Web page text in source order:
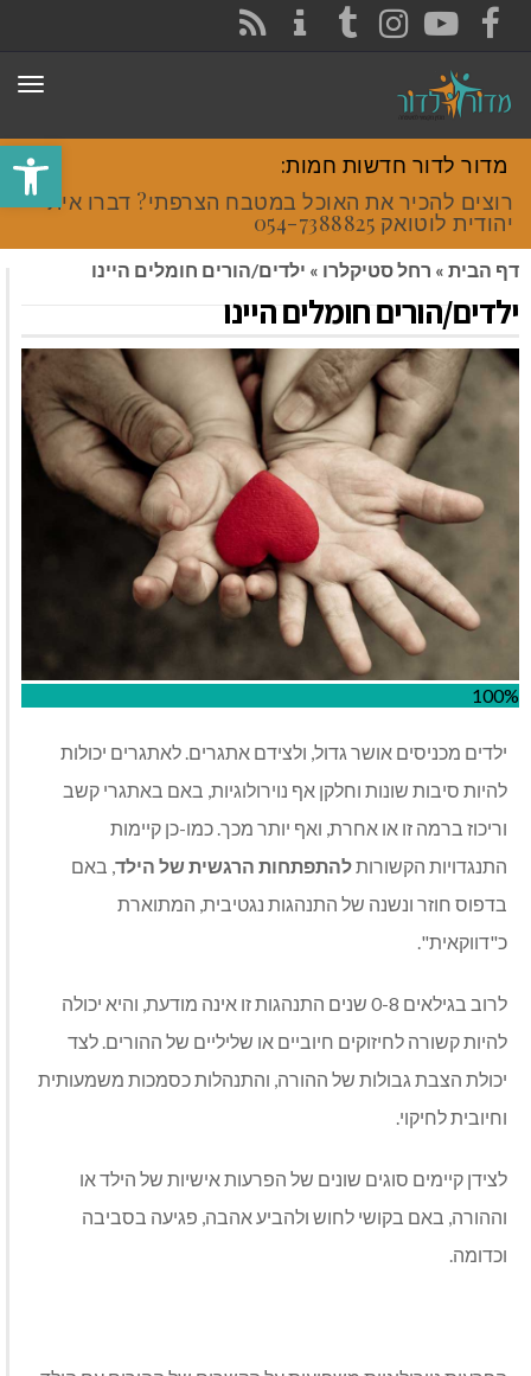
פתח
FACEBOOK
YOUTUBE
INSTAGRAM
TUMBLR
מדור לדור חדשות חמות:
רוצים להכיר את האוכל במטבח הצרפתי? דברו איתי
יהודית לוטואק 054-7388825.
דף הבית » רחל סטיקלרו » ילדים/הורים חומלים היינו
ילדים/הורים חומלים היינו
100%
ילדים מכניסים אושר גדול, ולצידם אתגרים. לאתגרים יכולות
להיות סיבות שונות וחלקן אף נוירולוגיות, באם באתגרי קשב
וריכוז ברמה זו או אחרת, ואף יותר מכך. כמו-כן קיימות
התנגדויות הקשורותלהתפתחות הרגשית של הילד, באם
בדפוס חוזר ונשנה של התנהגות נגטיבית, המתוארת
כ"דווקאית".
לרוב בגילאים 0-8 שנים התנהגות זו אינה מודעת, והיא יכולה
להיות קשורה לחיזוקים חיוביים או שליליים של ההורים. לצד
יכולת הצבת גבולות של ההורה, והתנהלות כסמכות משמעותית
וחיובית לחיקוי.
לצידן קיימים סוגים שונים של הפרעות אישיות של הילד או
וההורה, באם בקושי לחוש ולהביע אהבה, פגיעה בסביבה
וכדומה.